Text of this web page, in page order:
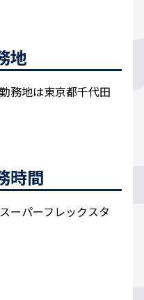
地
務地は東京都千代田
時間
ーパーフレックスタ